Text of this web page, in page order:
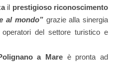
il prestigioso riconoscimento
al mondo”grazie alla sinergia
del settore turistico e
a Mareè pronta ad